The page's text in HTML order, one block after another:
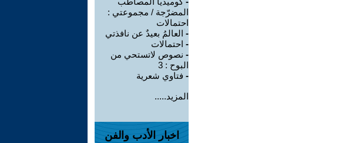
المضرّجة / مجموعتي :
احتمالات
- العالمُ بعيدٌ عن نافذتي
- احتمالات
- نصوص لاتستحي من
البوح : 3
- فتاوي شعرية
المزيد.....
اخبار الأدب والفن